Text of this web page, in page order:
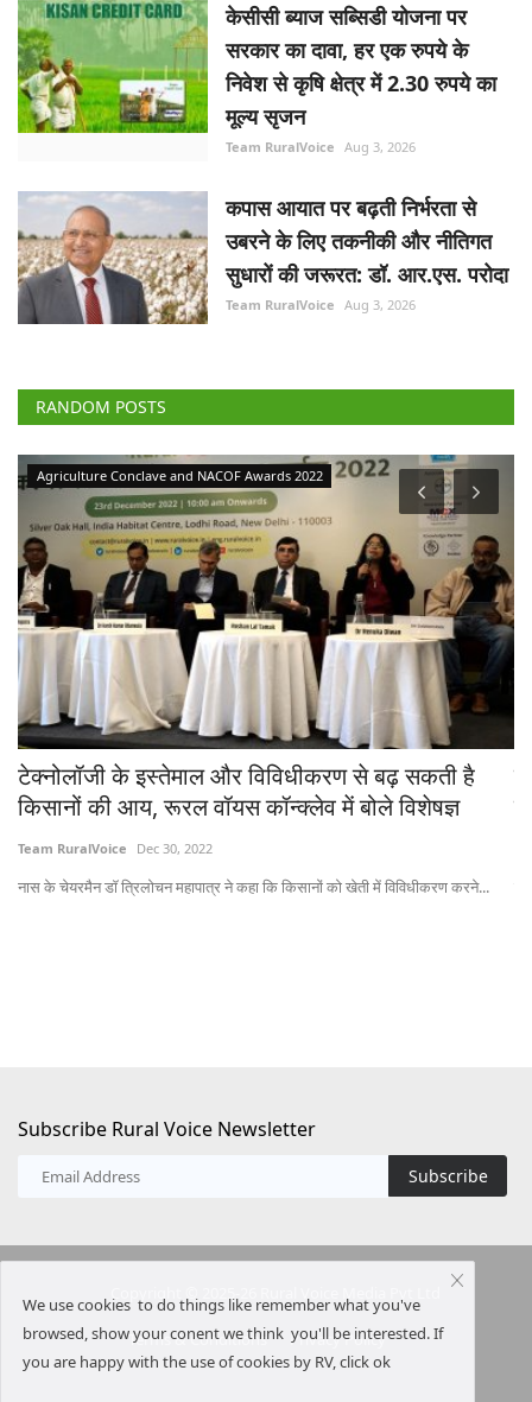
केसीसी ब्याज सब्सिडी योजना पर
सरकार का दावा, हर एक रुपये के
निवेश से कृषि क्षेत्र में 2.30 रुपये का
मूल्य सृजन
Team RuralVoice Aug 3, 2026
कपास आयात पर बढ़ती निर्भरता से
उबरने के लिए तकनीकी और नीतिगत
सुधारों की जरूरत: डॉ. आर.एस. परोदा
Team RuralVoice Aug 3, 2026
RANDOM POSTS
Agriculture Conclave and NACOF Awards 2022
टेक्नोलॉजी के इस्तेमाल और विविधीकरण से बढ़ सकती है
किसानों की आय, रूरल वॉयस कॉन्क्लेव में बोले विशेषज्ञ
Team RuralVoice Dec 30, 2022
नास के चेयरमैन डॉ त्रिलोचन महापात्र ने कहा कि किसानों को खेती में विविधीकरण करने...
Subscribe Rural Voice Newsletter
Subscribe
Terms & Conditions Privacy Policy
We use cookies to do things like remember what you've
browsed, show your conent we think you'll be interested. If
you are happy with the use of cookies by RV, click ok